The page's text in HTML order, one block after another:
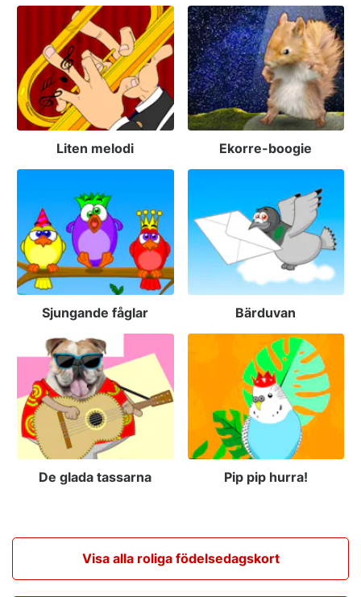
Liten melodi Ekorre-boogie
Sjungande fåglar Bärduvan
De glada tassarna Pip pip hurra!
Visa alla roliga födelsedagskort